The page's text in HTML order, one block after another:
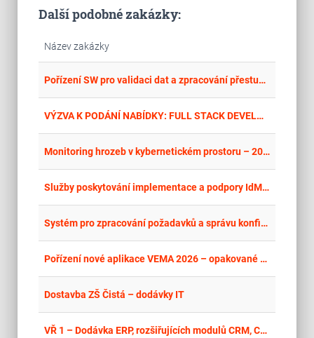
Další podobné zakázky:
Název zakázky
Pořízení SW pro validaci dat a zpracování přestupků z radarového měření
VÝZVA K PODÁNÍ NABÍDKY: FULL STACK DEVELOPER PRO SEGMENTO
Monitoring hrozeb v kybernetickém prostoru – 2026
Služby poskytování implementace a podpory IdM a PAM
Systém pro zpracování požadavků a správu konfigurací
Pořízení nové aplikace VEMA 2026 – opakované vyhlášení
Dostavba ZŠ Čistá – dodávky IT
VŘ 1 – Dodávka ERP, rozšiřujících modulů CRM, CMMS, MIS, MES, WMS, APS a systémů PLM a AI ve společnosti MISTRY MONT s.r.o.